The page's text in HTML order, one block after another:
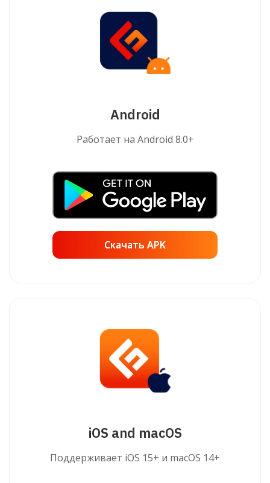
Android
Работает на Android 8.0+
Скачать APK
Скачать APK
iOS and macOS
Поддерживает iOS 15+ и macOS 14+